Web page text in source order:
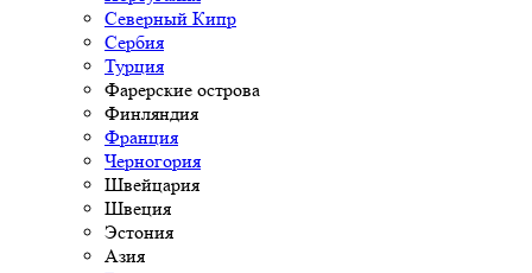
Северный Кипр
Сербия
Турция
Фарерские острова
Финляндия
Франция
Черногория
Швейцария
Швеция
Эстония
Азия